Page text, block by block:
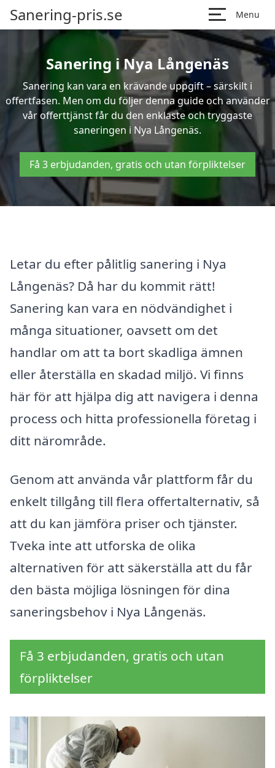
Sanering-pris.se Menu
Sanering i Nya Långenäs
Sanering kan vara en krävande uppgift – särskilt i
offertfasen. Men om du följer denna guide och använder
vår offerttjänst får du den enklaste och tryggaste
saneringen i Nya Långenäs.
Få 3 erbjudanden, gratis och utan förpliktelser
Letar du efter pålitlig sanering i Nya
Långenäs? Då har du kommit rätt!
Sanering kan vara en nödvändighet i
många situationer, oavsett om det
handlar om att ta bort skadliga ämnen
eller återställa en skadad miljö. Vi finns
här för att hjälpa dig att navigera i denna
process och hitta professionella företag i
ditt närområde.
Genom att använda vår plattform får du
enkelt tillgång till flera offertalternativ, så
att du kan jämföra priser och tjänster.
Tveka inte att utforska de olika
alternativen för att säkerställa att du får
den bästa möjliga lösningen för dina
saneringsbehov i Nya Långenäs.
Få 3 erbjudanden, gratis och utan
förpliktelser